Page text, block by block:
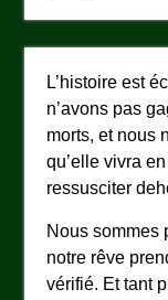
L’histoire est
n’avons pas
morts, et nous
qu’elle vivra
ressusciter
Nous sommes
notre rêve
vérifié. Et tant